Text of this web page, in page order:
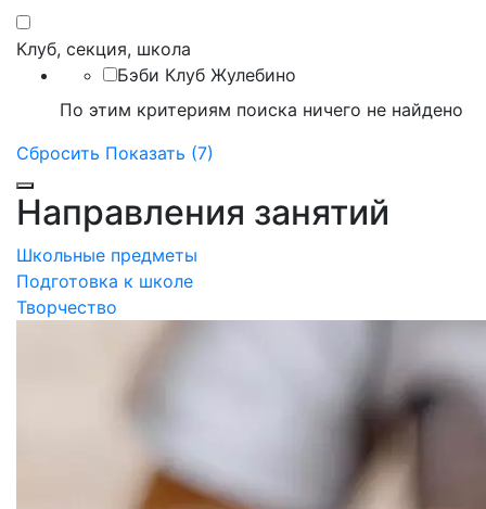
Клуб, секция, школа
Бэби Клуб Жулебино
По этим критериям поиска ничего не найдено
Сбросить Показать (7)
Направления занятий
Школьные предметы
Подготовка к школе
Творчество